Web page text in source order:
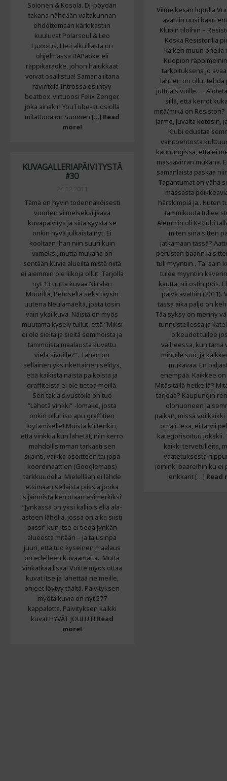
Solonen & Kosola. DJ-pöydän
takana nähdään valtakunnan
ehdottomaan kärkikastiin
kuuluvat Polarsoul & Leo
Luxxxus. Heti alkuillasta on
ohjelmassa RAPaoke eli
räppikaraoke, johon halukkaat
voivat osallistua! Samana iltana
ravintola Introssa esiintyy
beatbox-virtuoosi Felix Zenger,
joka ainakin YouTube-suosiolla
mitattuna on Suomen […] Read
more!
Viime kesän lopulla
avattiin uusi baari
Klubin tiloihin –
Koska Resistorilla
kaiken muun ohella
Kuopion
tarkoituksena jo
lähtien on ollut tehdä
juttua sivuille. …
sillä, että kerrot
mitä/mikä on
Jarmo, Juvalta kotosin,
Klubi edustaa
vaihtoehtosta
kaupungissa, että ei
massavirran mukana.
samanlaista paskaa
Tapahtumat on vähä
massasta
härskimpiä ja.. Kuten
tammikuuta tullee
Aiemmin oli K-Klubi
miten sinä sitten
jatkamaan tässä?
perustan baarin ja
tuli myyntiin.. Tai sain
tulee myyntiin
kautta, nii ostin pois.
päivä avattiin (2011).
tässä aika paljo on
Tää syksy on menny
tunnustellessa ja
oikeudet tullee
vaiheessa, kun tämä
minulle suo, ja
mukavaa. En
enempää. Kaikkee
Mitäs tällä hetkellä?
tarjoaa? Kaupungin
olohuoneen ja
paikan, missä voi
oma ittesä, ei tarvii
kategorisoituu jokskii.
kaikki tervetulleita,
vaatetuksesta
joihinki baareihin ku ei
lenkkarit […] Read
KUVAGALLERIAPÄIVITYSTÄ
#30
Tämä on hyvin todennäköisesti
vuoden viimeiseksi jäävä
kuvapäivitys ja siitä syystä se
onkin hyvä julkaista nyt. Ei
kooltaan ihan niin suuri kuin
viimeksi, mutta mukana on
sentään kuvia alueilta mistä niitä
ei aiemmin ole liikoja ollut. Tarjolla
nyt 13 uutta kuvaa Niiralan
Muurilta, Petoselta sekä täysin
uutena Neulamäeltä, josta tosin
vain yksi kuva. Näistä on myös
muutama kysely tullut, että ”Miksi
ei ole sieltä ja sieltä semmoista ja
tämmöistä maalausta kuvattu
vielä sivuille?”. Tähän on
sellainen yksinkertainen selitys,
että kaikista näistä paikoista ja
graffiteista ei ole tietoa meillä.
Sen takia sivustolla on tuo
”Lähetä vinkki” -lomake, josta
onkin ollut iso apu graffitien
löytämiselle! Muista kuitenkin,
että vinkkiä kun lähetät, niin kerro
mahdollisimman tarkasti sen
sijainti, vaikka osoitteen tai jopa
koordinaattien (Googlemaps)
tarkkuudella. Mielellään ei lähde
etsimään sellaista piissiä jonka
sijainnista kerrotaan esimerkiksi
”Jynkässä on yksi kallio siellä ala-
asteen lähellä, jossa on aika siisti
piissi” kun itse ei tiedä Jynkän
alueesta mitään – ja tajusinpa
juuri, että tuo kyseinen maalaus
on edelleen kuvaamatta.. Mutta
vinkatkaa lisää! Voitte myös ottaa
kuvat itse ja lähettää ne meille,
ohjeet löytyy täältä. Päivityksen
myötä kuvia on nyt 577
kappaletta. Päivityksen kaikki
kuvat HYVÄT JOULUT! Read
more!